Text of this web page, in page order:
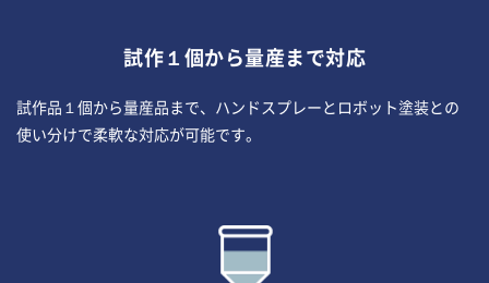
試作１個から量産まで対応
試作品１個から量産品まで、ハンドスプレーとロボット塗装との
使い分けで柔軟な対応が可能です。